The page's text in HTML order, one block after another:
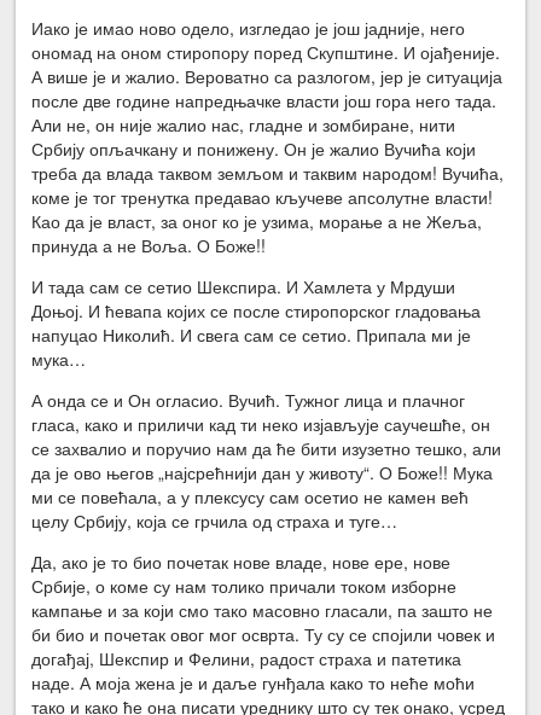
Иако је имао ново одело, изгледао је још јадније, него
ономад на оном стиропору поред Скупштине. И ојађеније.
А више је и жалио. Вероватно са разлогом, јер је ситуација
после две године напредњачке власти још гора него тада.
Али не, он није жалио нас, гладне и зомбиране, нити
Србију опљачкану и понижену. Он је жалио Вучића који
треба да влада таквом земљом и таквим народом! Вучића,
коме је тог тренутка предавао кључеве апсолутне власти!
Као да је власт, за оног ко је узима, морање а не Жеља,
принуда а не Воља. О Боже!!
И тада сам се сетио Шекспира. И Хамлета у Мрдуши
Доњој. И ћевапа којих се после стиропорског гладовања
напуцао Николић. И свега сам се сетио. Припала ми је
мука…
А онда се и Он огласио. Вучић. Тужног лица и плачног
гласа, како и приличи кад ти неко изјављује саучешће, он
се захвалио и поручио нам да ће бити изузетно тешко, али
да је ово његов „најсрећнији дан у животу“. О Боже!! Мука
ми се повећала, а у плексусу сам осетио не камен већ
целу Србију, која се грчила од страха и туге…
Да, ако је то био почетак нове владе, нове ере, нове
Србије, о коме су нам толико причали током изборне
кампање и за који смо тако масовно гласали, па зашто не
би био и почетак овог мог осврта. Ту су се спојили човек и
догађај, Шекспир и Фелини, радост страха и патетика
наде. А моја жена је и даље гунђала како то неће моћи
тако и како ће она писати уреднику што су тек онако, усред